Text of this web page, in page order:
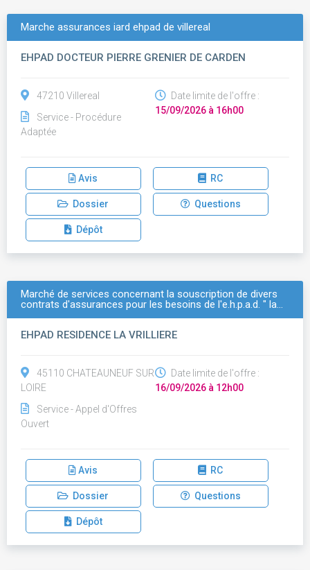
Marche assurances iard ehpad de villereal
EHPAD DOCTEUR PIERRE GRENIER DE CARDEN
47210 Villereal
Service - Procédure
Adaptée
Date limite de l'offre :
15/09/2026 à 16h00
Avis RC
Dossier Questions
Dépôt
Marché de services concernant la souscription de divers
contrats d'assurances pour les besoins de l'e.h.p.a.d. " la…
EHPAD RESIDENCE LA VRILLIERE
45110 CHATEAUNEUF SUR
LOIRE
Service - Appel d'Offres
Ouvert
Date limite de l'offre :
16/09/2026 à 12h00
Avis RC
Dossier Questions
Dépôt